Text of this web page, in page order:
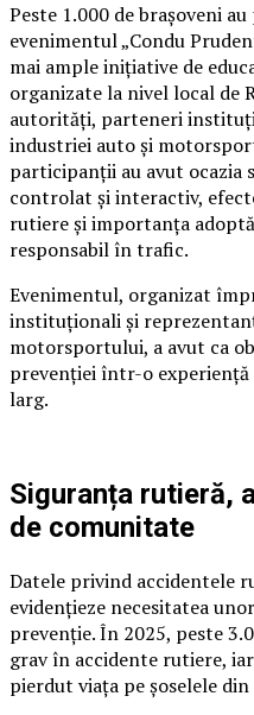
Peste 1.000 de brașoveni
evenimentul „Condu
mai ample inițiative de
organizate la nivel local de
autorități, parteneri
industriei auto și
participanții au avut ocazia
controlat și interactiv,
rutiere și importanța
responsabil în trafic.
Evenimentul, organizat
instituționali și
motorsportului, a avut ca
prevenției într-o
larg.
Siguranța rutieră,
de comunitate
Datele privind accidentele
evidențieze necesitatea
prevenție. În 2025, peste
grav în accidente rutiere,
pierdut viața pe șoselele din